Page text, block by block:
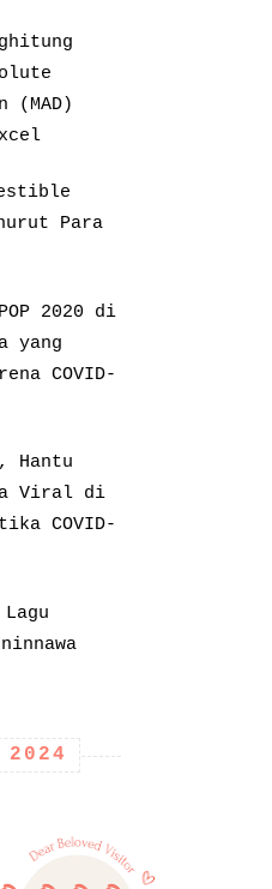
(MAD)
Para
2020 di
yang
COVID-
Hantu
Viral di
COVID-
2024